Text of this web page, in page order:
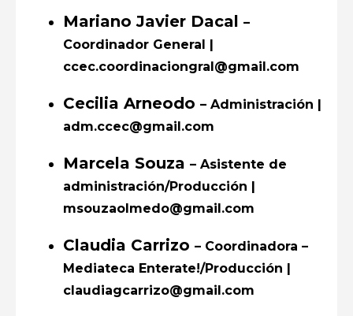
Diversidad y género
Escénicas
Exposiciones
Música
Mariano Javier Dacal –
Coordinador General |
ccec.coordinaciongral@gmail.com
Cecilia Arneodo – Administración |
adm.ccec@gmail.com
Marcela Souza – Asistente de
administración/Producción |
msouzaolmedo@gmail.com
Claudia Carrizo – Coordinadora –
Mediateca Enterate!/Producción |
claudiagcarrizo@gmail.com